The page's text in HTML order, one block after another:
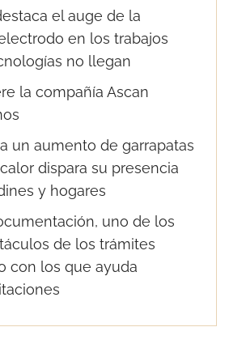
el auge de la
en los trabajos
no llegan
la compañía Ascan
un aumento de garrapatas
dispara su presencia
y hogares
uno de los
de los trámites
con los que ayuda